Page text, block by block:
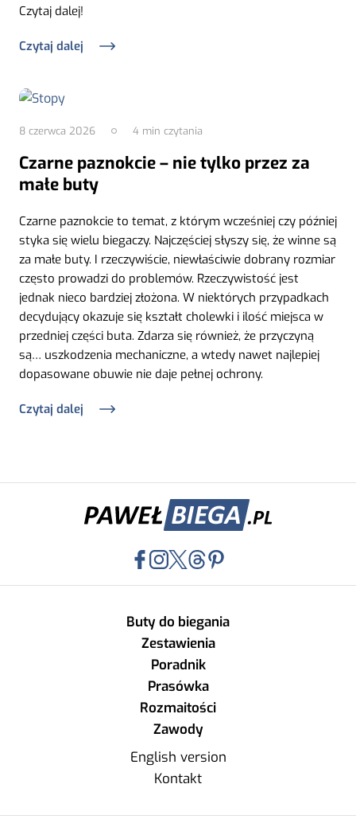
Czytaj dalej!
Czytaj dalej
8 czerwca 2026 4 min czytania
Czarne paznokcie – nie tylko przez za
małe buty
Czarne paznokcie to temat, z którym wcześniej czy później
styka się wielu biegaczy. Najczęściej słyszy się, że winne są
za małe buty. I rzeczywiście, niewłaściwie dobrany rozmiar
często prowadzi do problemów. Rzeczywistość jest
jednak nieco bardziej złożona. W niektórych przypadkach
decydujący okazuje się kształt cholewki i ilość miejsca w
przedniej części buta. Zdarza się również, że przyczyną
są… uszkodzenia mechaniczne, a wtedy nawet najlepiej
dopasowane obuwie nie daje pełnej ochrony.
Czytaj dalej
Buty do biegania
Zestawienia
Poradnik
Prasówka
Rozmaitości
Zawody
English version
Kontakt